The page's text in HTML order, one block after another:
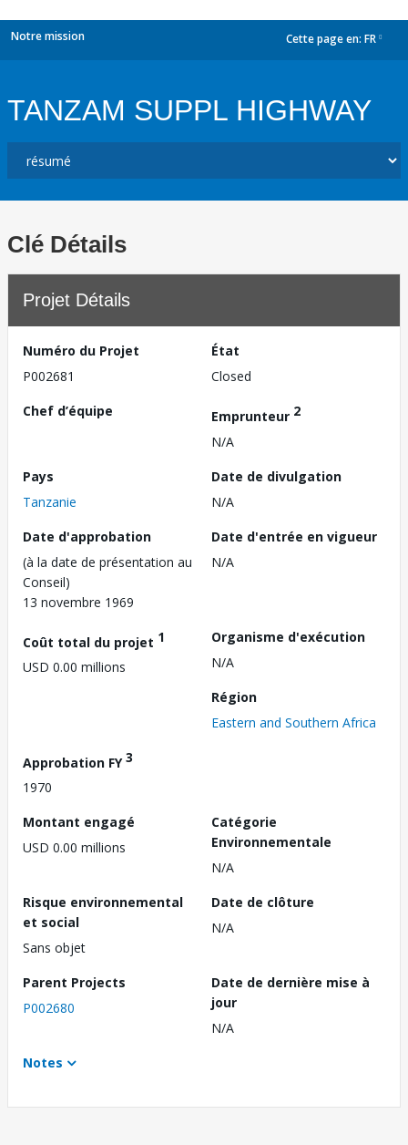
Notre mission Cette page en: FR
TANZAM SUPPL HIGHWAY
Clé Détails
Projet Détails
Numéro du Projet
P002681
État
Closed
Chef d’équipe
Emprunteur 2
N/A
Pays
Tanzanie
Date de divulgation
N/A
Date d'approbation
(à la date de présentation au
Conseil)
13 novembre 1969
Date d'entrée en vigueur
N/A
Coût total du projet 1
USD 0.00 millions
Organisme d'exécution
N/A
Région
Eastern and Southern Africa
Approbation FY3
1970
Montant engagé
USD 0.00 millions
Catégorie
Environnementale
N/A
Risque environnemental
et social
Sans objet
Date de clôture
N/A
Parent Projects
P002680
Date de dernière mise à
jour
N/A
Notes